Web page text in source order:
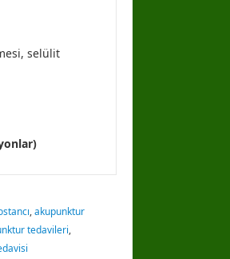
selülit
,akupunktur
tedavileri,